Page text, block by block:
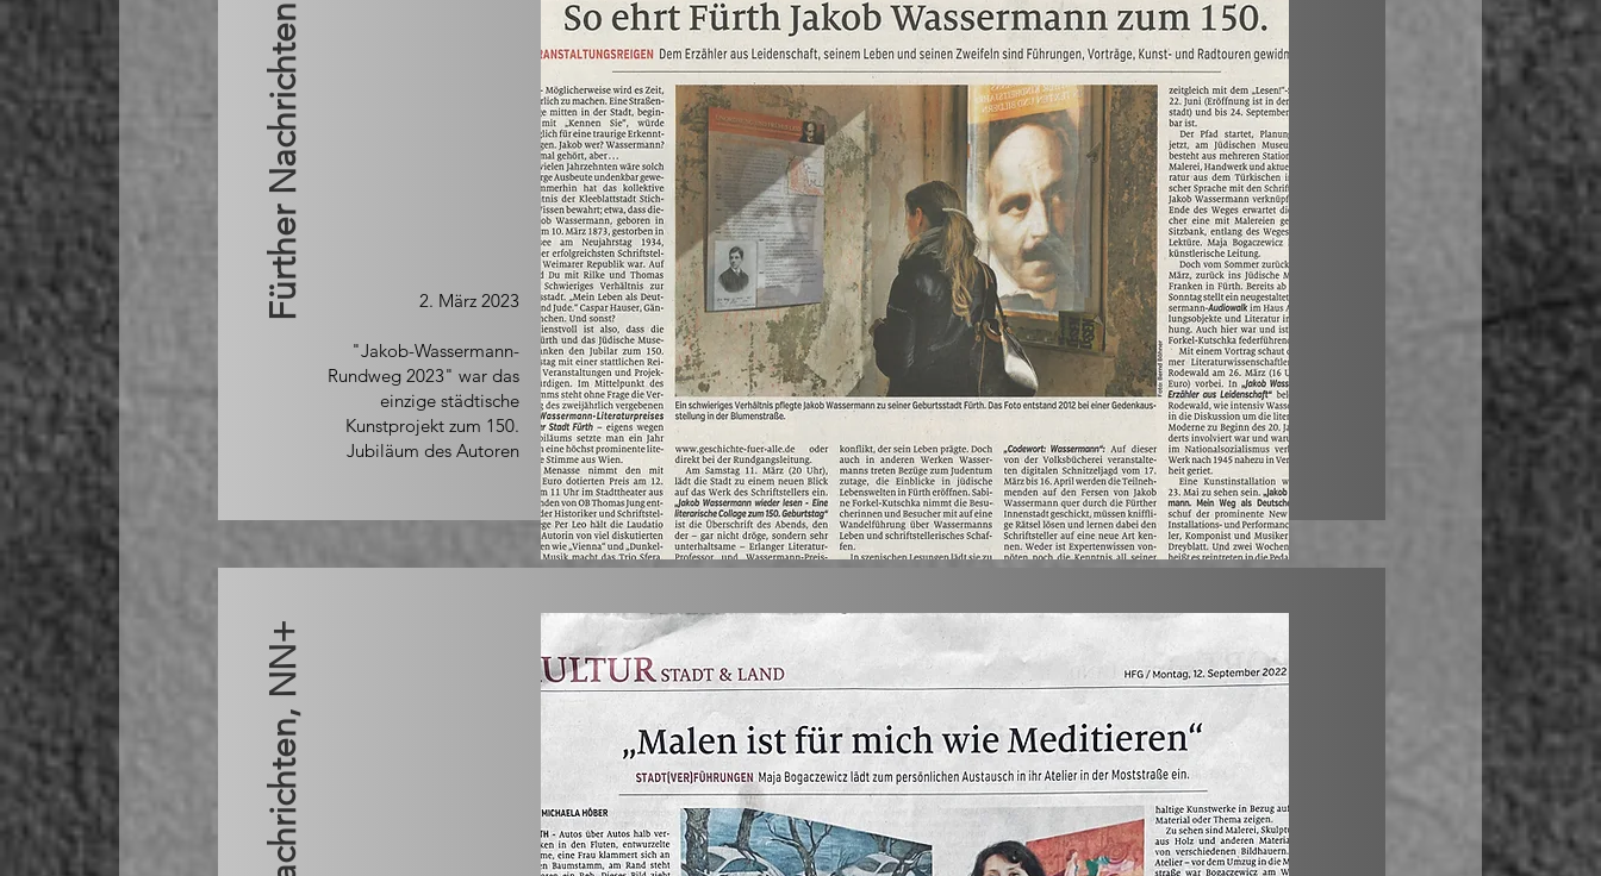
Fürther Nachrichten 2. März 2023
"Jakob-Wassermann-
Rundweg 2023" war das
einzige städtische
Kunstprojekt zum 150.
Jubiläum des Autoren